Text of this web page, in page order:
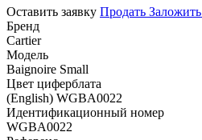
Оставить заявку Продать Заложить
Бренд
Cartier
Модель
Baignoire Small
Цвет циферблата
(English) WGBA0022
Идентификационный номер
WGBA0022